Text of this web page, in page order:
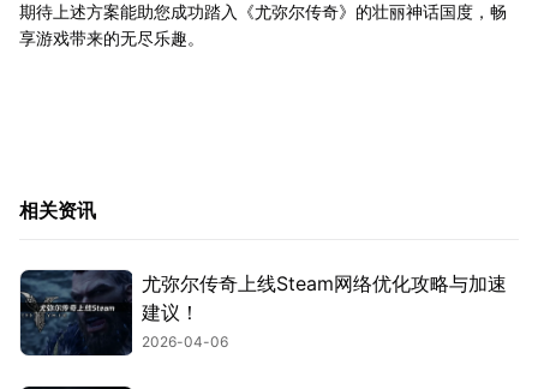
期待上述方案能助您成功踏入《尤弥尔传奇》的壮丽神话国度，畅
享游戏带来的无尽乐趣。
相关资讯
尤弥尔传奇上线Steam网络优化攻略与加速
建议！
2026-04-06